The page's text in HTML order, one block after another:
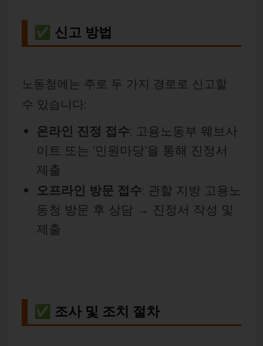
✅ 신고 방법
노동청에는 주로 두 가지 경로로 신고할
수 있습니다:
온라인 진정 접수: 고용노동부 웨브사
이트 또는 ‘민원마당’을 통해 진정서
제출
오프라인 방문 접수: 관할 지방 고용노
동청 방문 후 상담 → 진정서 작성 및
제출
✅ 조사 및 조치 절차